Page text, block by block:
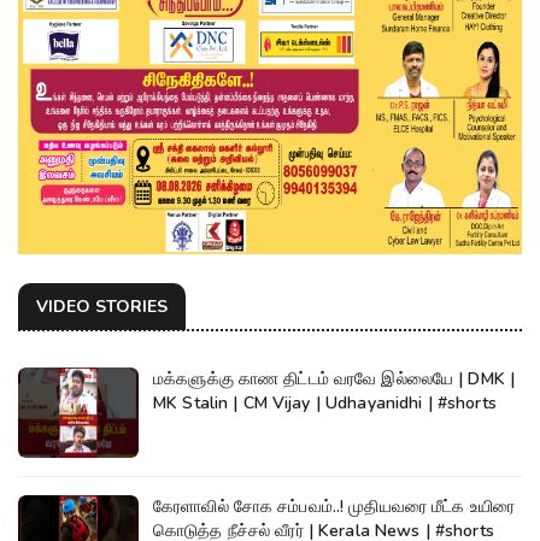
VIDEO STORIES
மக்களுக்கு காண திட்டம் வரவே இல்லையே | DMK |
MK Stalin | CM Vijay | Udhayanidhi | #shorts
கேரளாவில் சோக சம்பவம்..! முதியவரை மீட்க உயிரை
கொடுத்த நீச்சல் வீரர் | Kerala News | #shorts